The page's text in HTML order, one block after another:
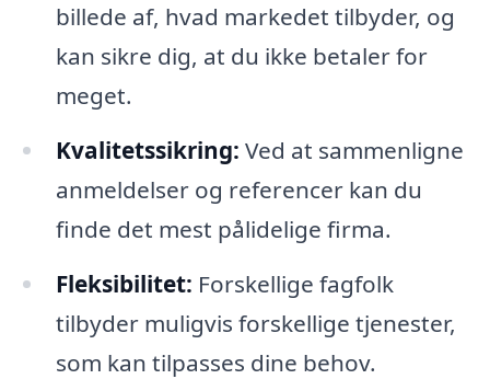
billede af, hvad markedet tilbyder, og
kan sikre dig, at du ikke betaler for
meget.
Kvalitetssikring: Ved at sammenligne
anmeldelser og referencer kan du
finde det mest pålidelige firma.
Fleksibilitet: Forskellige fagfolk
tilbyder muligvis forskellige tjenester,
som kan tilpasses dine behov.